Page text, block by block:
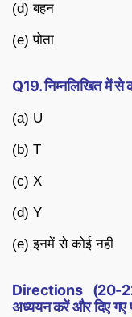
(d) बहन
(e) पोता
Q19. निम्नलिखित में से
(a) U
(b) T
(c) X
(d) Y
(e) इनमें से कोई नही
Directions (20-
अध्ययन करें और दिए गए